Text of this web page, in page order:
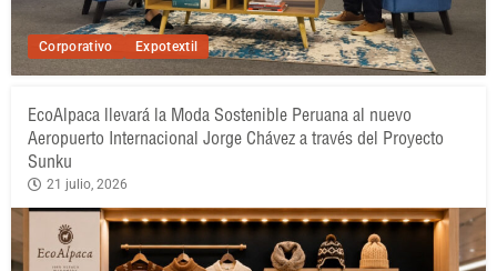
Corporativo Expotextil
EcoAlpaca llevará la Moda Sostenible Peruana al nuevo
Aeropuerto Internacional Jorge Chávez a través del Proyecto
Sunku
21 julio, 2026